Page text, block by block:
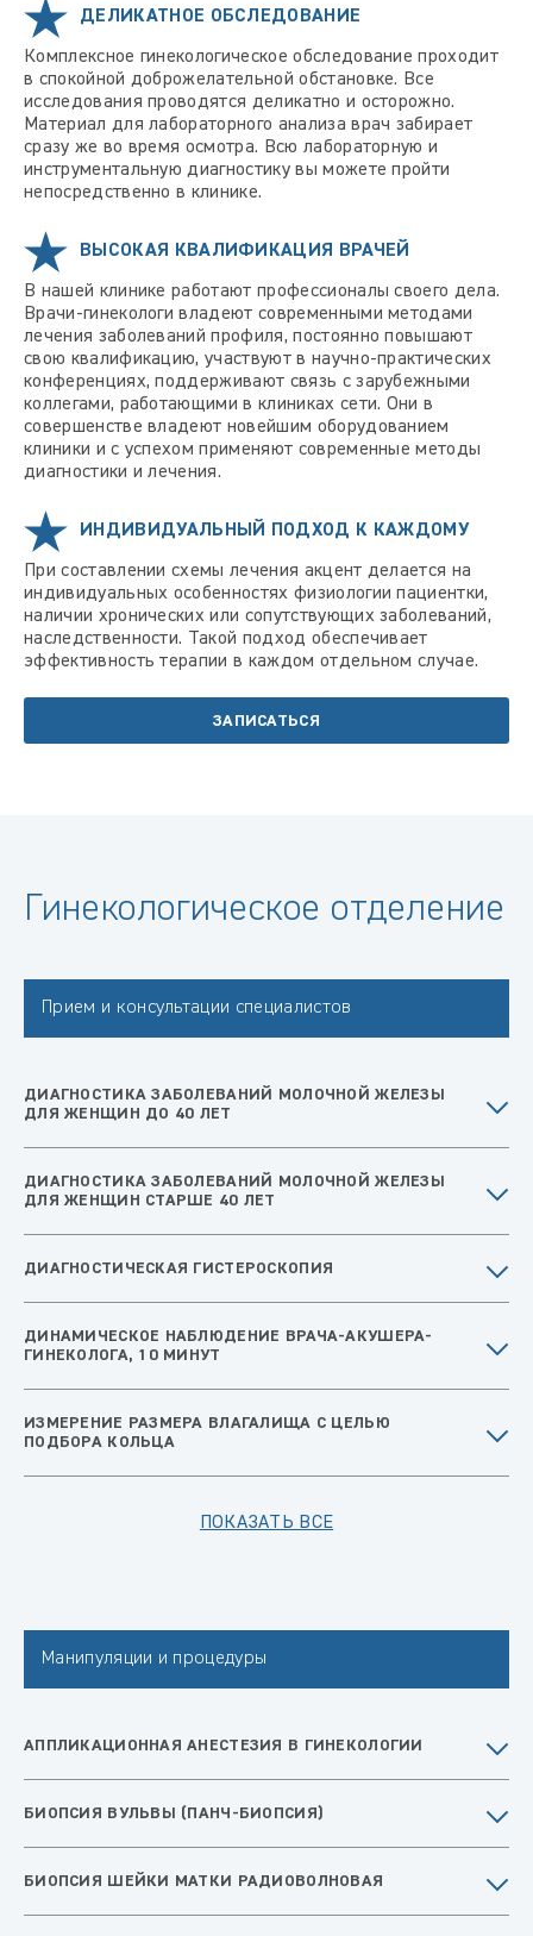
ДЕЛИКАТНОЕ ОБСЛЕДОВАНИЕ
Комплексное гинекологическое обследование проходит
в спокойной доброжелательной обстановке. Все
исследования проводятся деликатно и осторожно.
Материал для лабораторного анализа врач забирает
сразу же во время осмотра. Всю лабораторную и
инструментальную диагностику вы можете пройти
непосредственно в клинике.
ВЫСОКАЯ КВАЛИФИКАЦИЯ ВРАЧЕЙ
В нашей клинике работают профессионалы своего дела.
Врачи-гинекологи владеют современными методами
лечения заболеваний профиля, постоянно повышают
свою квалификацию, участвуют в научно-практических
конференциях, поддерживают связь с зарубежными
коллегами, работающими в клиниках сети. Они в
совершенстве владеют новейшим оборудованием
клиники и с успехом применяют современные методы
диагностики и лечения.
ИНДИВИДУАЛЬНЫЙ ПОДХОД К КАЖДОМУ
При составлении схемы лечения акцент делается на
индивидуальных особенностях физиологии пациентки,
наличии хронических или сопутствующих заболеваний,
наследственности. Такой подход обеспечивает
эффективность терапии в каждом отдельном случае.
ЗАПИСАТЬСЯ
Гинекологическое отделение
Прием и консультации специалистов
ДИАГНОСТИКА ЗАБОЛЕВАНИЙ МОЛОЧНОЙ ЖЕЛЕЗЫ
ДЛЯ ЖЕНЩИН ДО 40 ЛЕТ
ДИАГНОСТИКА ЗАБОЛЕВАНИЙ МОЛОЧНОЙ ЖЕЛЕЗЫ
ДЛЯ ЖЕНЩИН СТАРШЕ 40 ЛЕТ
ДИАГНОСТИЧЕСКАЯ ГИСТЕРОСКОПИЯ
ДИНАМИЧЕСКОЕ НАБЛЮДЕНИЕ ВРАЧА-АКУШЕРА-
ГИНЕКОЛОГА, 10 МИНУТ
ИЗМЕРЕНИЕ РАЗМЕРА ВЛАГАЛИЩА С ЦЕЛЬЮ
ПОДБОРА КОЛЬЦА
ПОКАЗАТЬ ВСЕ
Манипуляции и процедуры
АППЛИКАЦИОННАЯ АНЕСТЕЗИЯ В ГИНЕКОЛОГИИ
БИОПСИЯ ВУЛЬВЫ (ПАНЧ-БИОПСИЯ)
БИОПСИЯ ШЕЙКИ МАТКИ РАДИОВОЛНОВАЯ